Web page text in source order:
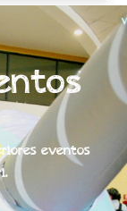
eventos